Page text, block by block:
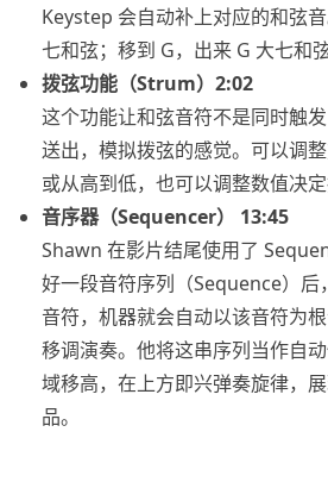
Keystep 会自动补上对应的和弦
七和弦；移到 G，出来 G 大七和弦
拨弦功能（Strum）2:02
这个功能让和弦音符不是同时触
送出，模拟拨弦的感觉。可以调
或从高到低，也可以调整数值决定
音序器（Sequencer） 13:45
Shawn 在影片结尾使用了
好一段音符序列（Sequence）后
音符，机器就会自动以该音符为
移调演奏。他将这串序列当作自
域移高，在上方即兴弹奏旋律，
品。